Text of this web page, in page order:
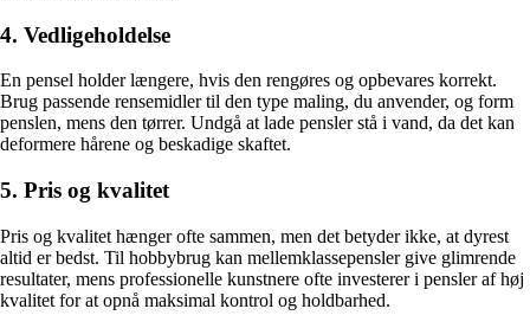
4. Vedligeholdelse
En pensel holder længere, hvis den rengøres og opbevares korrekt.
Brug passende rensemidler til den type maling, du anvender, og form
penslen, mens den tørrer. Undgå at lade pensler stå i vand, da det kan
deformere hårene og beskadige skaftet.
5. Pris og kvalitet
Pris og kvalitet hænger ofte sammen, men det betyder ikke, at dyrest
altid er bedst. Til hobbybrug kan mellemklassepensler give glimrende
resultater, mens professionelle kunstnere ofte investerer i pensler af høj
kvalitet for at opnå maksimal kontrol og holdbarhed.